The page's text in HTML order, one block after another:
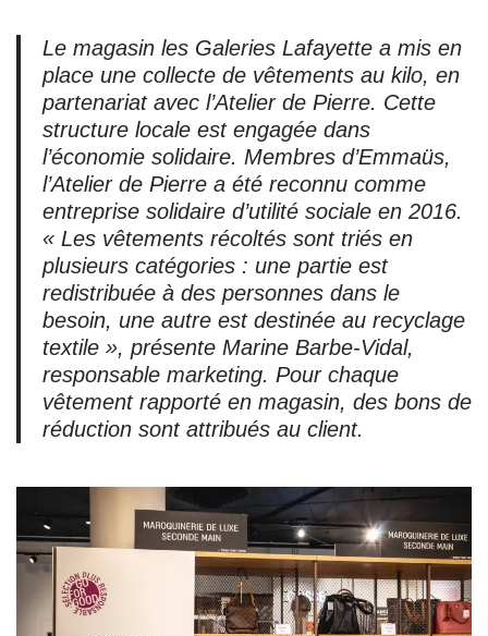
Le magasin les Galeries Lafayette a mis en
place une collecte de vêtements au kilo, en
partenariat avec l’Atelier de Pierre. Cette
structure locale est engagée dans
l’économie solidaire. Membres d’Emmaüs,
l’Atelier de Pierre a été reconnu comme
entreprise solidaire d’utilité sociale en 2016.
« Les vêtements récoltés sont triés en
plusieurs catégories : une partie est
redistribuée à des personnes dans le
besoin, une autre est destinée au recyclage
textile », présente Marine Barbe-Vidal,
responsable marketing. Pour chaque
vêtement rapporté en magasin, des bons de
réduction sont attribués au client.